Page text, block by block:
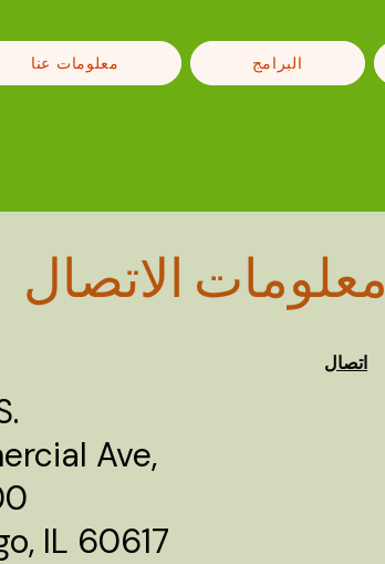
معلومات عنا البرامج
معلومات الاتصال
Ave,
IL 60617
اتصال